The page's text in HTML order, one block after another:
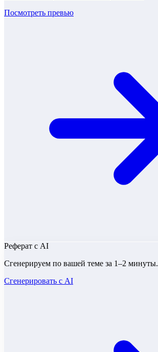
Посмотреть превью
Реферат с AI
Сгенерируем по вашей теме за 1–2 минуты.
Сгенерировать с AI